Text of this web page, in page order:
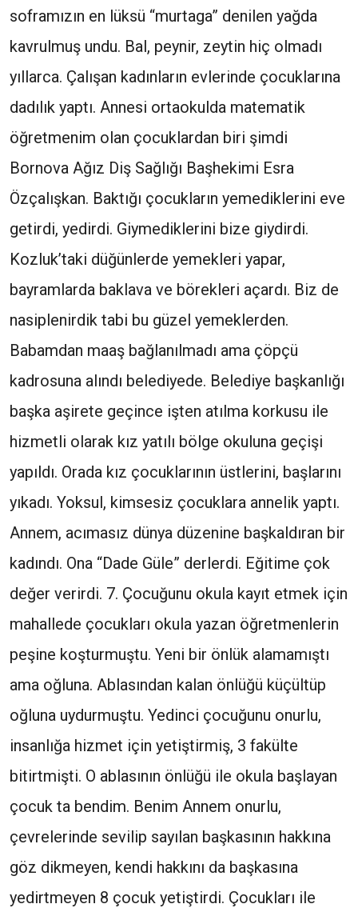
soframızın en lüksü “murtaga” denilen yağda
kavrulmuş undu. Bal, peynir, zeytin hiç olmadı
yıllarca. Çalışan kadınların evlerinde çocuklarına
dadılık yaptı. Annesi ortaokulda matematik
öğretmenim olan çocuklardan biri şimdi
Bornova Ağız Diş Sağlığı Başhekimi Esra
Özçalışkan. Baktığı çocukların yemediklerini eve
getirdi, yedirdi. Giymediklerini bize giydirdi.
Kozluk’taki düğünlerde yemekleri yapar,
bayramlarda baklava ve börekleri açardı. Biz de
nasiplenirdik tabi bu güzel yemeklerden.
Babamdan maaş bağlanılmadı ama çöpçü
kadrosuna alındı belediyede. Belediye başkanlığı
başka aşirete geçince işten atılma korkusu ile
hizmetli olarak kız yatılı bölge okuluna geçişi
yapıldı. Orada kız çocuklarının üstlerini, başlarını
yıkadı. Yoksul, kimsesiz çocuklara annelik yaptı.
Annem, acımasız dünya düzenine başkaldıran bir
kadındı. Ona “Dade Güle” derlerdi. Eğitime çok
değer verirdi. 7. Çocuğunu okula kayıt etmek için
mahallede çocukları okula yazan öğretmenlerin
peşine koşturmuştu. Yeni bir önlük alamamıştı
ama oğluna. Ablasından kalan önlüğü küçültüp
oğluna uydurmuştu. Yedinci çocuğunu onurlu,
insanlığa hizmet için yetiştirmiş, 3 fakülte
bitirtmişti. O ablasının önlüğü ile okula başlayan
çocuk ta bendim. Benim Annem onurlu,
çevrelerinde sevilip sayılan başkasının hakkına
göz dikmeyen, kendi hakkını da başkasına
yedirtmeyen 8 çocuk yetiştirdi. Çocukları ile